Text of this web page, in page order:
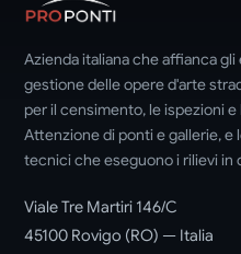
Azienda italiana che affianca
gestione delle opere d'arte
per il censimento, le ispezioni e
Attenzione di ponti e gallerie, e
tecnici che eseguono i rilievi in
Viale Tre Martiri 146/C
45100 Rovigo (RO) — Italia